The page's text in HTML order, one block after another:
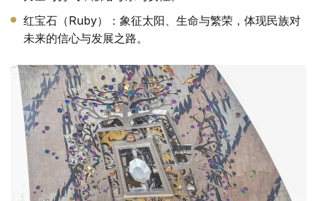
红宝石（Ruby）：象征太阳、生命与繁荣，体现民族对
未来的信心与发展之路。